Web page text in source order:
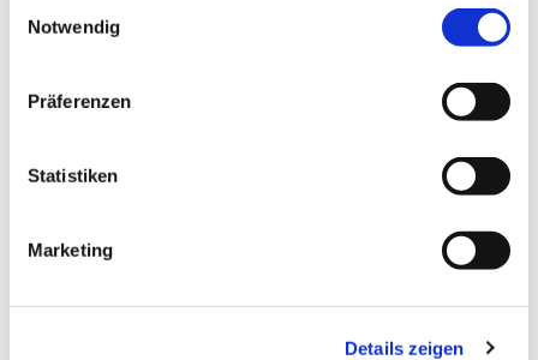
Notwendig
Präferenzen
Statistiken
Marketing
Details zeigen